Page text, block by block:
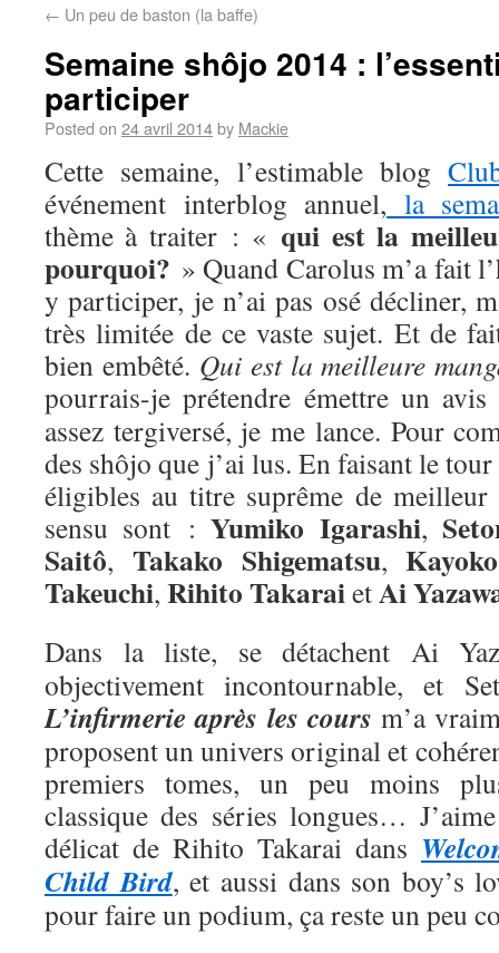
← Un peu de baston (la baffe)
Semaine shôjo 2014 :
participer
Posted on 24 avril 2014by Mackie
Cette semaine, l’estimable blog
événement interblog annuel, la
thème à traiter : « qui est la
pourquoi? » Quand Carolus m’a fait
y participer, je n’ai pas osé décliner,
très limitée de ce vaste sujet. Et de
bien embêté. Qui est la meilleure
pourrais-je prétendre émettre un
assez tergiversé, je me lance. Pour
des shôjo que j’ai lus. En faisant le tour
éligibles au titre suprême de
sensu sont :Yumiko Igarashi,
Saitô, Takako Shigematsu,Kayoko
Takeuchi, Rihito TakaraietAi
Dans la liste, se détachent Ai
objectivement incontournable, et
L’infirmerie après les cours m’a
proposent un univers original et
premiers tomes, un peu moins
classique des séries longues…
délicat de Rihito Takarai dans
Child Bird, et aussi dans son boy’s
pour faire un podium, ça reste un peu